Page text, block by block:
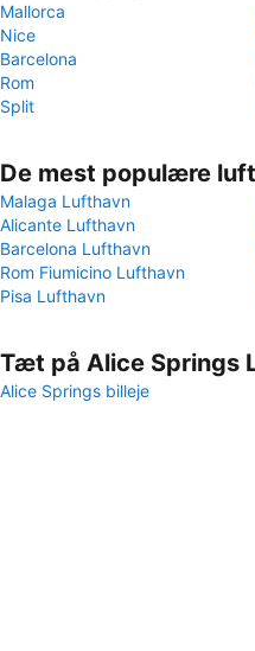
Mallorca
Nice
Barcelona
Rom
Split
De mest populære
Malaga Lufthavn
Alicante Lufthavn
Barcelona Lufthavn
Rom Fiumicino Lufthavn
Pisa Lufthavn
Tæt på Alice Springs
Alice Springs billeje